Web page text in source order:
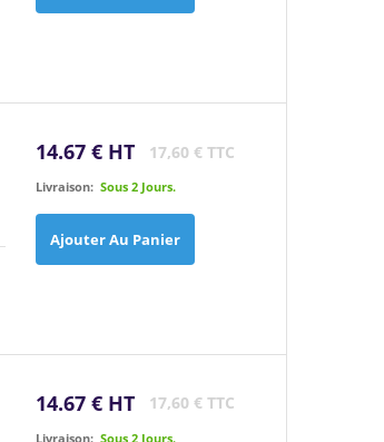
14.67 € HT 17,60 € TTC
Livraison: Sous 2 Jours.
Ajouter Au Panier
14.67 € HT 17,60 € TTC
Livraison: Sous 2 Jours.